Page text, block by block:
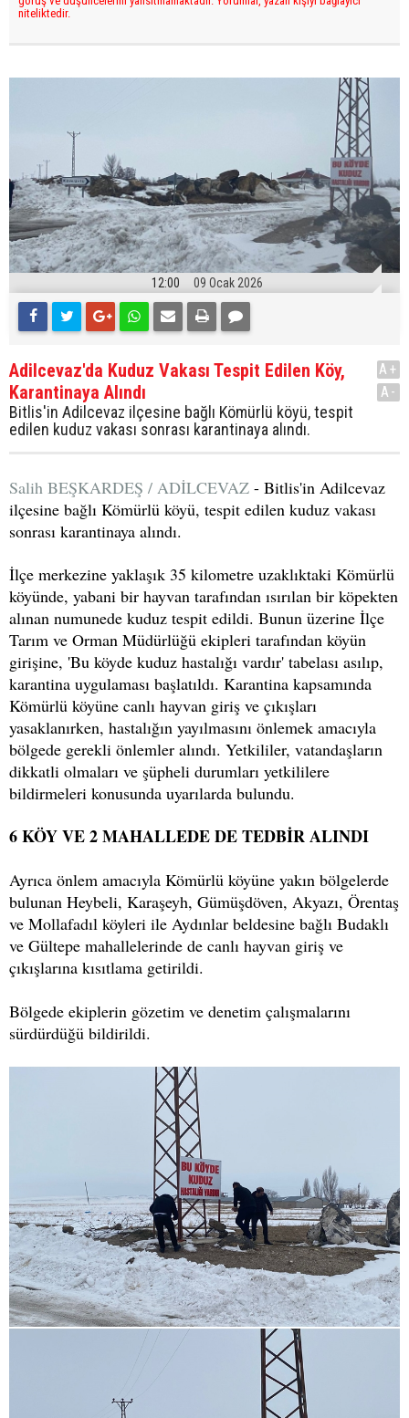
niteliktedir.
12:00 09 Ocak 2026
Adilcevaz'da Kuduz Vakası Tespit Edilen Köy,
Karantinaya Alındı
Bitlis'in Adilcevaz ilçesine bağlı Kömürlü köyü, tespit
edilen kuduz vakası sonrası karantinaya alındı.
A+
A-
Salih BEŞKARDEŞ / ADİLCEVAZ - Bitlis'in Adilcevaz
ilçesine bağlı Kömürlü köyü, tespit edilen kuduz vakası
sonrası karantinaya alındı.
İlçe merkezine yaklaşık 35 kilometre uzaklıktaki Kömürlü
köyünde, yabani bir hayvan tarafından ısırılan bir köpekten
alınan numunede kuduz tespit edildi. Bunun üzerine İlçe
Tarım ve Orman Müdürlüğü ekipleri tarafından köyün
girişine, 'Bu köyde kuduz hastalığı vardır' tabelası asılıp,
karantina uygulaması başlatıldı. Karantina kapsamında
Kömürlü köyüne canlı hayvan giriş ve çıkışları
yasaklanırken, hastalığın yayılmasını önlemek amacıyla
bölgede gerekli önlemler alındı. Yetkililer, vatandaşların
dikkatli olmaları ve şüpheli durumları yetkililere
bildirmeleri konusunda uyarılarda bulundu.
6 KÖY VE 2 MAHALLEDE DE TEDBİR ALINDI
Ayrıca önlem amacıyla Kömürlü köyüne yakın bölgelerde
bulunan Heybeli, Karaşeyh, Gümüşdöven, Akyazı, Örentaş
ve Mollafadıl köyleri ile Aydınlar beldesine bağlı Budaklı
ve Gültepe mahallelerinde de canlı hayvan giriş ve
çıkışlarına kısıtlama getirildi.
Bölgede ekiplerin gözetim ve denetim çalışmalarını
sürdürdüğü bildirildi.